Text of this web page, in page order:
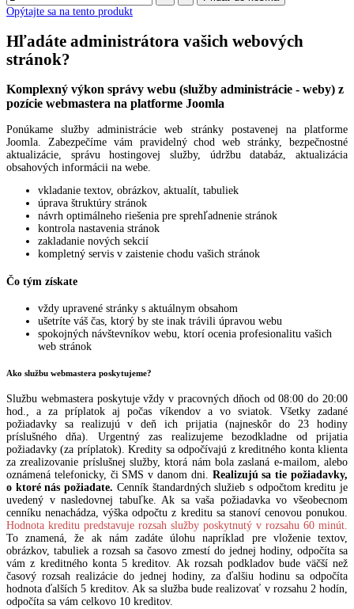
Opýtajte sa na tento produkt
Hľadáte administrátora vašich webových
stránok?
Komplexný výkon správy webu (služby administrácie - weby) z
pozície webmastera na platforme Joomla
Ponúkame služby administrácie web stránky postavenej na platforme
Joomla. Zabezpečíme vám pravidelný chod web stránky, bezpečnostné
aktualizácie, správu hostingovej služby, údržbu databáz, aktualizácia
obsahových informácii na webe.
vkladanie textov, obrázkov, aktualít, tabuliek
úprava štruktúry stránok
návrh optimálneho riešenia pre sprehľadnenie stránok
kontrola nastavenia stránok
zakladanie nových sekcií
kompletný servis v zaistenie chodu vašich stránok
Čo tým získate
vždy upravené stránky s aktuálnym obsahom
ušetríte váš čas, ktorý by ste inak trávili úpravou webu
spokojných návštevníkov webu, ktorí ocenia profesionalitu vašich
web stránok
Ako službu webmastera poskytujeme?
Službu webmastera poskytuje vždy v pracovných dňoch od 08:00 do 20:00
hod., a za príplatok aj počas víkendov a vo sviatok. Všetky zadané
požiadavky sa realizujú v deň ich prijatia (najneskôr do 23 hodiny
príslušného dňa). Urgentný zas realizujeme bezodkladne od prijatia
požiadavky (za príplatok). Kredity sa odpočívajú z kreditného konta klienta
za zrealizovanie príslušnej služby, ktorá nám bola zaslaná e-mailom, alebo
oznámená telefonicky, či SMS v danom dni. Realizujú sa tie požiadavky,
o ktoré nás požiadate. Cenník štandardných služieb s odpočtom kreditu je
uvedený v nasledovnej tabuľke. Ak sa vaša požiadavka vo všeobecnom
cenníku nenachádza, výška odpočtu z kreditu sa stanoví cenovou ponukou.
Hodnota kreditu predstavuje rozsah služby poskytnutý v rozsahu 60 minút.
To znamená, že ak nám zadáte úlohu napríklad pre vloženie textov,
obrázkov, tabuliek a rozsah sa časovo zmestí do jednej hodiny, odpočíta sa
vám z kreditného konta 5 kreditov. Ak rozsah podkladov bude väčší než
časový rozsah realizácie do jednej hodiny, za ďalšiu hodinu sa odpočíta
hodnota ďalších 5 kreditov. Ak sa služba bude realizovať v rozsahu 2 hodín,
odpočíta sa vám celkovo 10 kreditov.